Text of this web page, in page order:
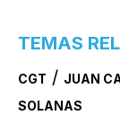
TEMAS
CGT / JUAN
SOLANAS